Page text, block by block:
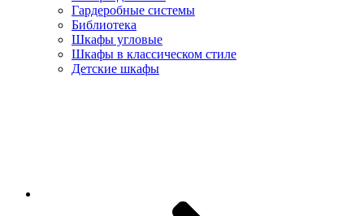
Гардеробные системы
Библиотека
Шкафы угловые
Шкафы в классическом стиле
Детские шкафы